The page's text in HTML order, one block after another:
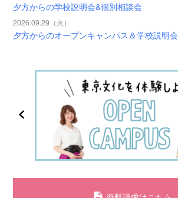
夕方からの学校説明会&個別相談会
2026.09.29（火）
夕方からのオープンキャンパス＆学校説明会